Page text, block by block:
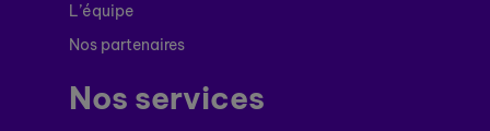
L’équipe
Nos partenaires
Nos services